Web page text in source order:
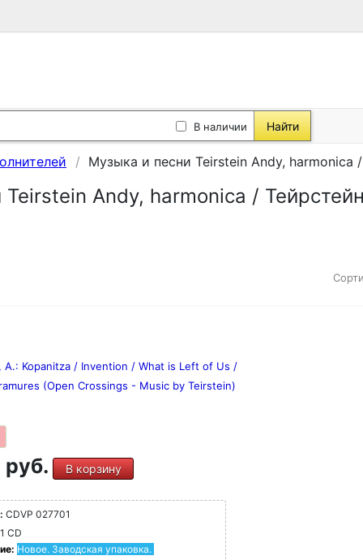
В наличии Найти
Музыка и песни Teirstein Andy, harmonica
Andy, harmonica /
A.: Kopanitza / Invention / What is Left of Us /
(Open Crossings - Music by Teirstein)
В корзину
CDVP 027701
1 CD
Новое. Заводская упаковка.